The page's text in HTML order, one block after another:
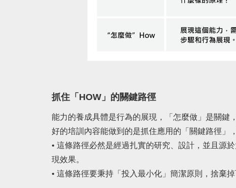
抓住「HOW」的關鍵路徑
能力的養成具體是行為的展現，「怎麼做」是關鍵
好的培訓內容能做到的是抓住應用的「關鍵路徑」
• 這條路徑必然是經過扎實的研究、設計，並且源
現效果。
• 這條路徑要秉持「投入最小化」簡潔原則，捨棄